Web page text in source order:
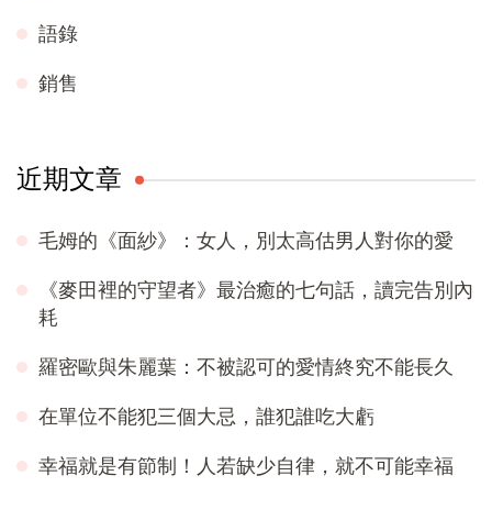
語錄
銷售
近期文章
毛姆的《面紗》：女人，別太高估男人對你的愛
《麥田裡的守望者》最治癒的七句話，讀完告別內
耗
羅密歐與朱麗葉：不被認可的愛情終究不能長久
在單位不能犯三個大忌，誰犯誰吃大虧
幸福就是有節制！人若缺少自律，就不可能幸福